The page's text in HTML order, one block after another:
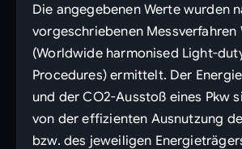
Die angegebenen Werte wurden
vorgeschriebenen Messverfahren
(Worldwide harmonised Light-
Procedures) ermittelt. Der
und der CO2-Ausstoß eines Pkw
von der effizienten Ausnutzung
bzw. des jeweiligen